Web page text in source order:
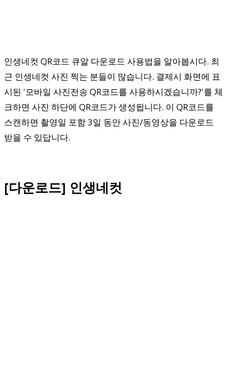
인생네컷 QR코드 큐알 다운로드 사용법을 알아봅시다. 최
근 인생네컷 사진 찍는 분들이 많습니다. 결제시 화면에 표
시된 '모바일 사진전송 QR코드를 사용하시겠습니까?'를 체
크하면 사진 하단에 QR코드가 생성됩니다. 이 QR코드를
스캔하면 촬영일 포함 3일 동안 사진/동영상을 다운로드
받을 수 있답니다.
[다운로드] 인생네컷